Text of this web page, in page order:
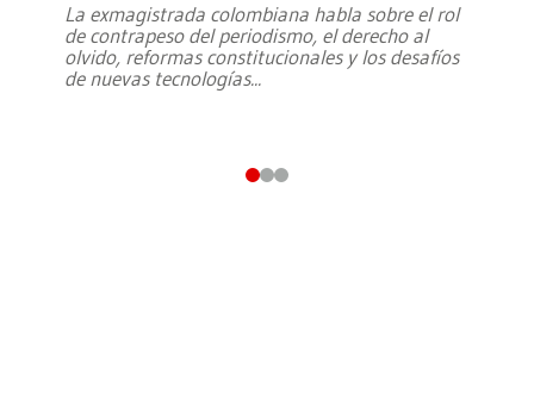
La exmagistrada colombiana habla sobre el rol
de contrapeso del periodismo, el derecho al
olvido, reformas constitucionales y los desafíos
de nuevas tecnologías...